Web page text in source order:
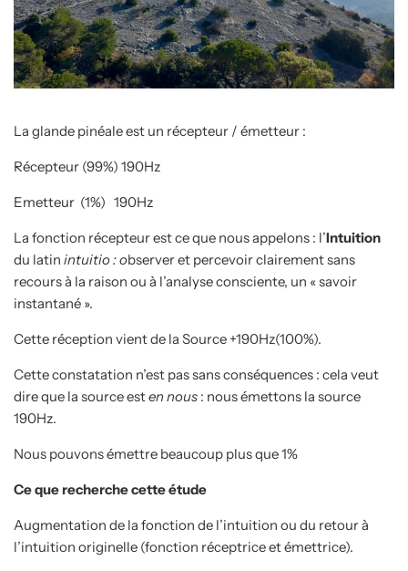
La glande pinéale est un récepteur / émetteur :
Récepteur (99%) 190Hz
Emetteur (1%) 190Hz
La fonction récepteur est ce que nous appelons : l’Intuition
du latin intuitio : observer et percevoir clairement sans
recours à la raison ou à l’analyse consciente, un « savoir
instantané ».
Cette réception vient de la Source +190Hz(100%).
Cette constatation n’est pas sans conséquences : cela veut
dire que la source esten nous : nous émettons la source
190Hz.
Nous pouvons émettre beaucoup plus que 1%
Ce que recherche cette étude
Augmentation de la fonction de l’intuition ou du retour à
l’intuition originelle (fonction réceptrice et émettrice).